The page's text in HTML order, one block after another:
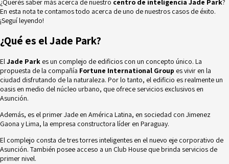
¿Querés saber más acerca de nuestro centro de inteligencia Jade Park?
En esta nota te contamos todo acerca de uno de nuestros casos de éxito.
¡Seguí leyendo!
¿Qué es el Jade Park?
ElJade Park es un complejo de edificios con un concepto único. La
propuesta de la compañía Fortune International Group es vivir en la
ciudad disfrutando de la naturaleza. Por lo tanto, el edificio es realmente un
oasis en medio del núcleo urbano, que ofrece servicios exclusivos en
Asunción.
Además, es el primer Jade en América Latina, en sociedad con Jimenez
Gaona y Lima, la empresa constructora líder en Paraguay.
El complejo consta de tres torres inteligentes en el nuevo eje corporativo de
Asunción. También posee acceso a un Club House que brinda servicios de
primer nivel.